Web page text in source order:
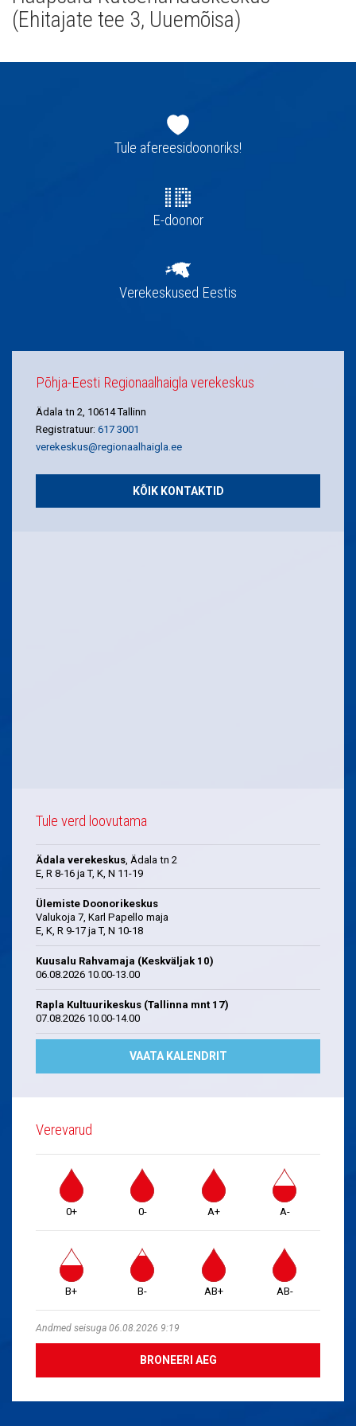
(Ehitajate tee 3, Uuemõisa)
navigatsioonTule afereesidoonoriks!
E-doonor
Verekeskused Eestis
Põhja-Eesti Regionaalhaigla verekeskus
Ädala tn 2, 10614 Tallinn
Registratuur: 617 3001
verekeskus@regionaalhaigla.ee
KÕIK KONTAKTID
Tule verd loovutama
Ädala verekeskus, Ädala tn 2
E, R 8-16 ja T, K, N 11-19
Ülemiste Doonorikeskus
Valukoja 7, Karl Papello maja
E, K, R 9-17 ja T, N 10-18
Kuusalu Rahvamaja (Keskväljak 10)
06.08.2026 10.00-13.00
Rapla Kultuurikeskus (Tallinna mnt 17)
07.08.2026 10.00-14.00
VAATA KALENDRIT
Verevarud
0+ 0- A+ A-
B+ B- AB+ AB-
Andmed seisuga 06.08.2026 9:19
BRONEERI AEG